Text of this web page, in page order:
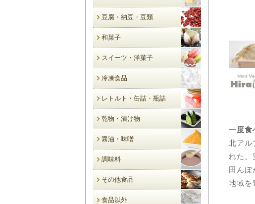
一度食
北アル
れた、
田んぼ
地域を
豆腐・納豆・豆類
和菓子
スイーツ・洋菓子
冷凍食品
レトルト・缶詰・瓶詰
乾物・漬け物
醤油・味噌
調味料
その他食品
食品以外